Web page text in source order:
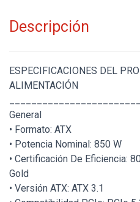
Descripción
ESPECIFICACIONES DEL
ALIMENTACIÓN
General
• Formato: ATX
• Potencia Nominal: 850 W
• Certificación De Eficiencia:
Gold
• Versión ATX: ATX 3.1